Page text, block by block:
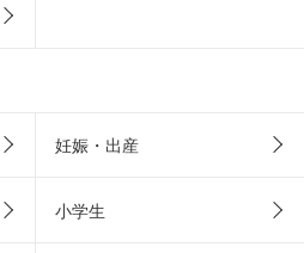
妊娠・出産
小学生